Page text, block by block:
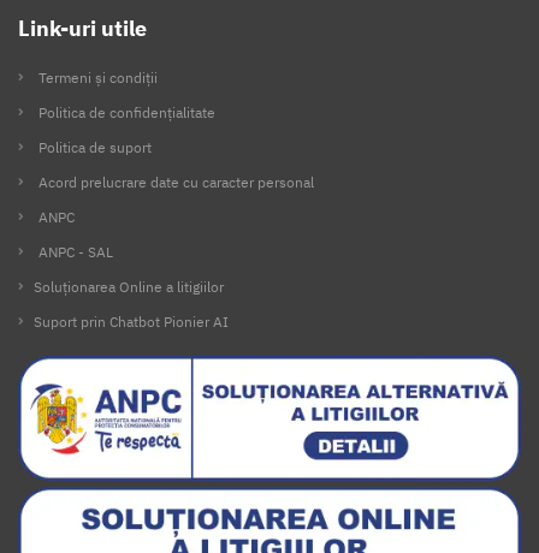
Link-uri utile
Termeni și condiții
Politica de confidențialitate
Politica de suport
Acord prelucrare date cu caracter personal
ANPC
ANPC - SAL
Soluționarea Online a litigiilor
Suport prin Chatbot Pionier AI